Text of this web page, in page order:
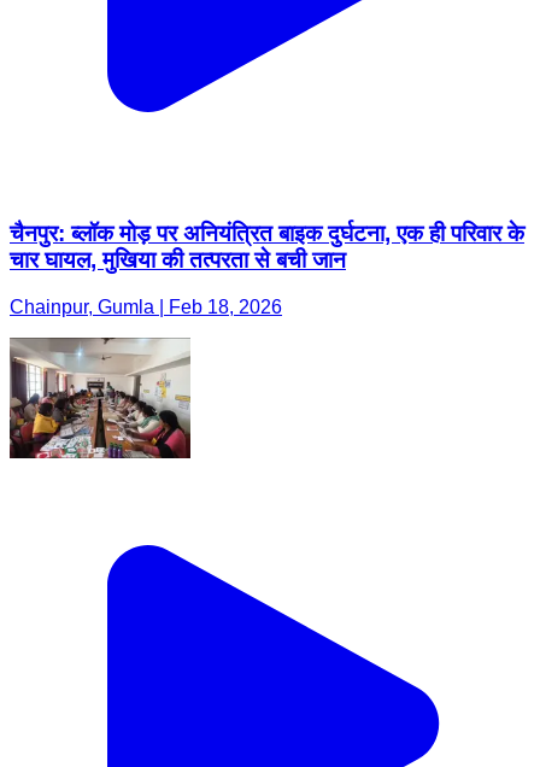
चैनपुर: ब्लॉक मोड़ पर अनियंत्रित बाइक दुर्घटना, एक ही परिवार के
चार घायल, मुखिया की तत्परता से बची जान
Chainpur, Gumla | Feb 18, 2026